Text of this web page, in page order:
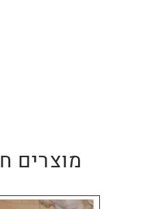
מוצרים